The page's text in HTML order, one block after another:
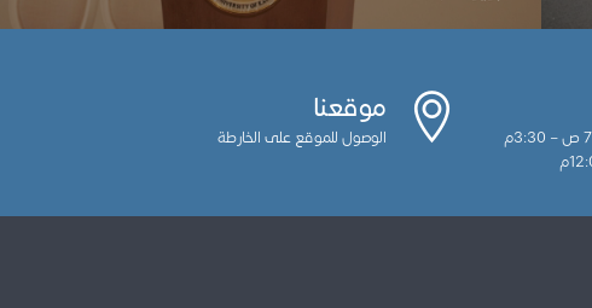
موقعنا
الوصول للموقع على الخارطة